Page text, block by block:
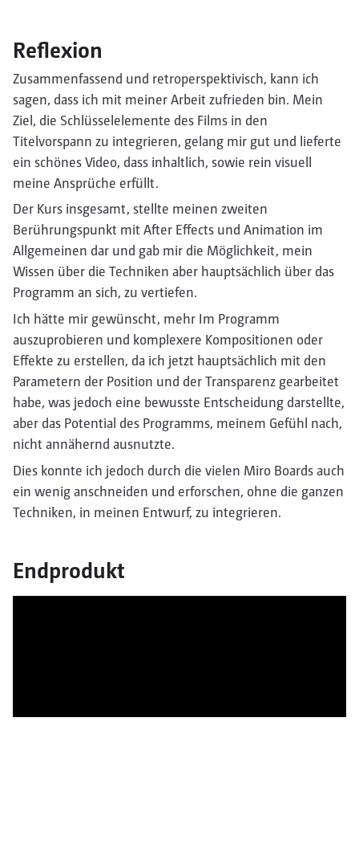
Reflexion
Zusammenfassend und retroperspektivisch, kann ich
sagen, dass ich mit meiner Arbeit zufrieden bin. Mein
Ziel, die Schlüsselelemente des Films in den
Titelvorspann zu integrieren, gelang mir gut und lieferte
ein schönes Video, dass inhaltlich, sowie rein visuell
meine Ansprüche erfüllt.
Der Kurs insgesamt, stellte meinen zweiten
Berührungspunkt mit After Effects und Animation im
Allgemeinen dar und gab mir die Möglichkeit, mein
Wissen über die Techniken aber hauptsächlich über das
Programm an sich, zu vertiefen.
Ich hätte mir gewünscht, mehr Im Programm
auszuprobieren und komplexere Kompositionen oder
Effekte zu erstellen, da ich jetzt hauptsächlich mit den
Parametern der Position und der Transparenz gearbeitet
habe, was jedoch eine bewusste Entscheidung darstellte,
aber das Potential des Programms, meinem Gefühl nach,
nicht annähernd ausnutzte.
Dies konnte ich jedoch durch die vielen Miro Boards auch
ein wenig anschneiden und erforschen, ohne die ganzen
Techniken, in meinen Entwurf, zu integrieren.
Endprodukt